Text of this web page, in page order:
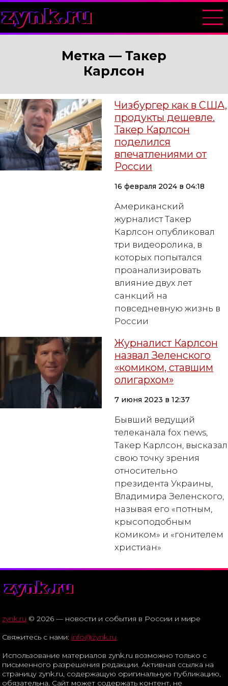
zynk.ru
Метка — Такер
Карлсон
Чизбургер как в США,
продукты дешевле.
Такер Карлсон
поделился
впечатлениями от
России
16 февраля 2024 в 04:18
Американский
журналист Такер
Карлсон опубликовал
три видеоролика, в
которых попытался
проанализировать
влияние двух лет
санкций на
повседневную жизнь в
России
Журналист Карлсон
назвал Зеленского
«комиком, ставшим
олигархом»
7 июня 2023 в 12:37
Бывший ведущий
телеканала fox news,
Такер Карлсон, высказал
свою точку зрения
относительно
президента Украины,
Владимира Зеленского,
называя его «потным,
крысоподобным
комиком» и «гонителем
христиан»
zynk.ru
zynk.ru © 2026 — новости и события в России и мире
Свяжитесь с нами: info@zynk.ru
Использование материалов zynk.ru возможно только с
письменного разрешения редакции. Активная ссылка на
страницу zynk.ru, содержащую оригинальную публикацию,
обязательна. Сайт может содержать контент, не